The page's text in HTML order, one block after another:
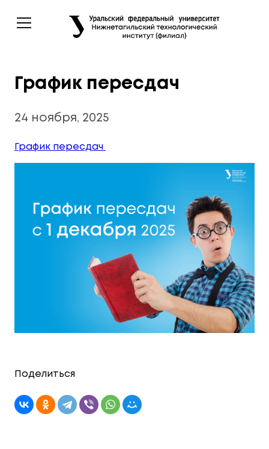
График пересдач
24 ноября, 2025
График пересдач
Поделиться